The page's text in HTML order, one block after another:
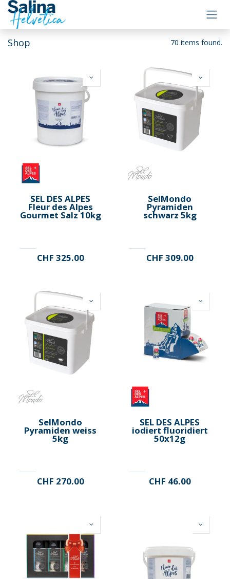
Zum Inhalt springen
Shop 70 items found.
SEL DES ALPES
Fleur des Alpes
Gourmet Salz 10kg
CHF 325.00
SelMondo
Pyramiden
schwarz 5kg
CHF 309.00
SelMondo
Pyramiden weiss
5kg
CHF 270.00
SEL DES ALPES
iodiert fluoridiert
50x12g
CHF 46.00